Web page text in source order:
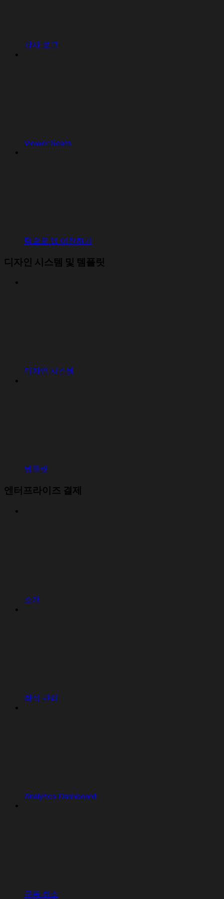
감사 로그
Viewer Seats
팀으로 앱 이전하기
디자인 시스템 및 템플릿
디자인 시스템
템플릿
엔터프라이즈 결제
소개
좌석 관리
Analytics Dashboard
구독 취소